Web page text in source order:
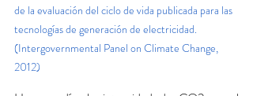
de la evaluación del ciclo de vida publicada para las
tecnologías de generación de electricidad.
(Intergovernmental Panel on Climate Change,
2012)